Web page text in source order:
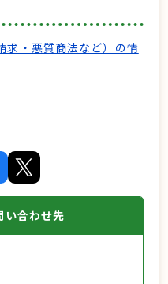
求・悪質商法など）の情
い合わせ先